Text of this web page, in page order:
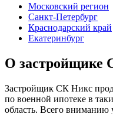
Московский регион
Санкт-Петербург
Краснодарский край
Екатеринбург
О застройщике
Застройщик СК Никс
по военной ипотеке в
область. Всего